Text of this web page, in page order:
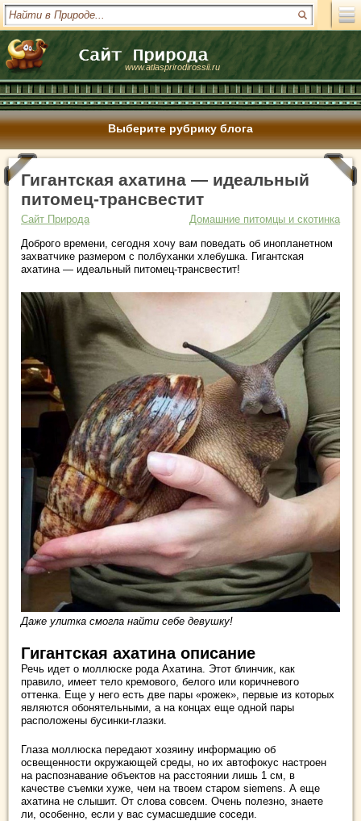
www.atlasprirodirossii.ru
Выберите рубрику блога
Гигантская ахатина — идеальный
питомец-трансвестит
Сайт Природа
Домашние питомцы и скотинка
Доброго времени, сегодня хочу вам поведать об инопланетном
захватчике размером с полбуханки хлебушка. Гигантская
ахатина — идеальный питомец-трансвестит!
Даже улитка смогла найти себе девушку!
Гигантская ахатина описание
Речь идет о моллюске рода Ахатина. Этот блинчик, как
правило, имеет тело кремового, белого или коричневого
оттенка. Еще у него есть две пары «рожек», первые из которых
являются обонятельными, а на концах еще одной пары
расположены бусинки-глазки.
Глаза моллюска передают хозяину информацию об
освещенности окружающей среды, но их автофокус настроен
на распознавание объектов на расстоянии лишь 1 см, в
качестве съемки хуже, чем на твоем старом siemens. А еще
ахатина не слышит. От слова совсем. Очень полезно, знаете
ли, особенно, если у вас сумасшедшие соседи.